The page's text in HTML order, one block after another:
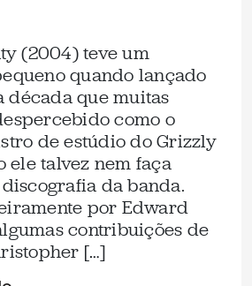
(2004) teve um
quando lançado
década que muitas
como o
de estúdio do Grizzly
ele talvez nem faça
da banda.
por Edward
contribuições de
[…]